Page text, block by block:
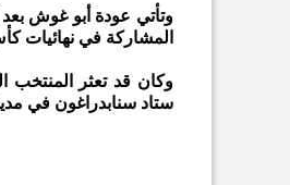
وتأتي عودة أبو غوش بعد
المشاركة في نهائيات كأس
ستاد سنابدراغون في